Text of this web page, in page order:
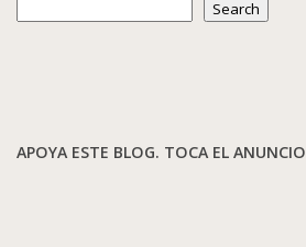
Search
APOYA ESTE BLOG. TOCA EL ANUNCIO